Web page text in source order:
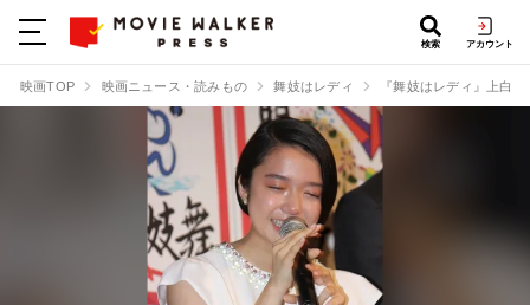
検索 アカウント
映画TOP 映画ニュース・読みもの 舞妓はレディ 『舞妓はレディ』上白